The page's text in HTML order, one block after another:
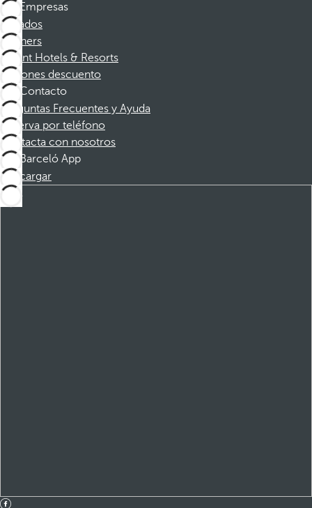
Empresas
Afiliados
Partners
Dorint Hotels & Resorts
Cupones descuento
Contacto
Preguntas Frecuentes y Ayuda
Reserva por teléfono
Contacta con nosotros
Barceló App
Descargar